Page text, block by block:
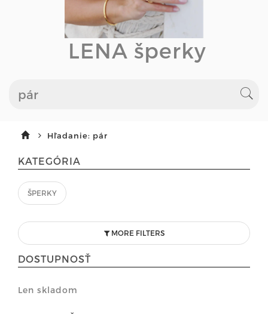
LENA šperky
Hľadanie: pár
KATEGÓRIA
ŠPERKY
MORE FILTERS
DOSTUPNOSŤ
Len skladom